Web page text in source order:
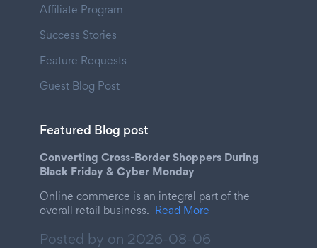
Affiliate Program
Success Stories
Feature Requests
Guest Blog Post
Featured Blog post
Converting Cross-Border Shoppers During
Black Friday & Cyber Monday
Online commerce is an integral part of the
overall retail business. Read More
Posted by on 2026-08-06